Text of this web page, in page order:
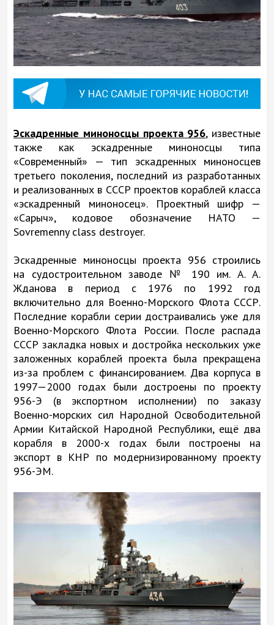
Эскадренные миноносцы проекта 956, известные
также как эскадренные миноносцы типа
«Современный» — тип эскадренных миноносцев
третьего поколения, последний из разработанных
и реализованных в СССР проектов кораблей класса
«эскадренный миноносец». Проектный шифр —
«Сарыч», кодовое обозначение НАТО —
Sovremenny class destroyer.
Эскадренные миноносцы проекта 956 строились
на судостроительном заводе № 190 им. А. А.
Жданова в период с 1976 по 1992 год
включительно для Военно-Морского Флота СССР.
Последние корабли серии достраивались уже для
Военно-Морского Флота России. После распада
СССР закладка новых и достройка нескольких уже
заложенных кораблей проекта была прекращена
из-за проблем с финансированием. Два корпуса в
1997—2000 годах были достроены по проекту
956-Э (в экспортном исполнении) по заказу
Военно-морских сил Народной Освободительной
Армии Китайской Народной Республики, ещё два
корабля в 2000-х годах были построены на
экспорт в КНР по модернизированному проекту
956-ЭМ.